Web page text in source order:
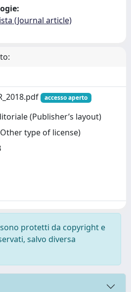
(Journal article)
accesso aperto
(Publisher’s layout)
type of license)
protetti da copyright e
salvo diversa